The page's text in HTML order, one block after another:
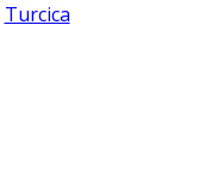
Turcica